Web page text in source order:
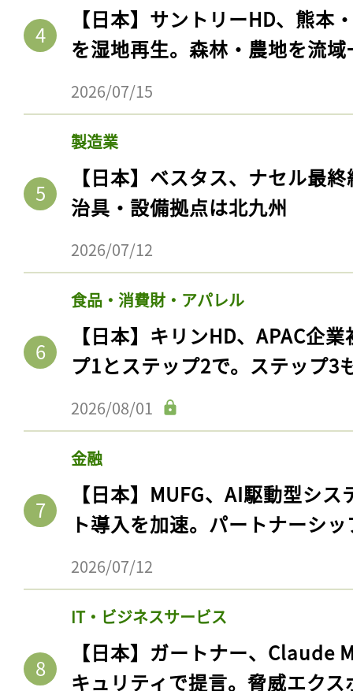
【日本】サントリーHD、熊本
を湿地再生。森林・農地を流
2026/07/15
製造業
【日本】ベスタス、ナセル最
治具・設備拠点は北九州
2026/07/12
食品・消費財・アパレル
【日本】キリンHD、APAC企
プ1とステップ2で。ステップ3
2026/08/01
金融
【日本】MUFG、AI駆動型シ
ト導入を加速。パートナーシ
2026/07/12
IT・ビジネスサービス
【日本】ガートナー、Claude
キュリティで提言。脅威エク